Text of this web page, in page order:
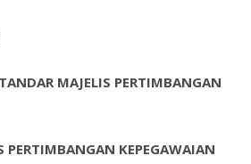
MAJELIS PERTIMBANGAN
PERTIMBANGAN KEPEGAWAIAN